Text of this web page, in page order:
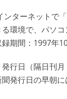
ターネットで
環境で、パソ
期間：1997年10
行日（隔日刊
発行日の早朝